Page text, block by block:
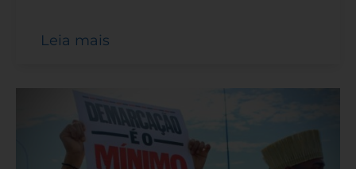
Leia mais